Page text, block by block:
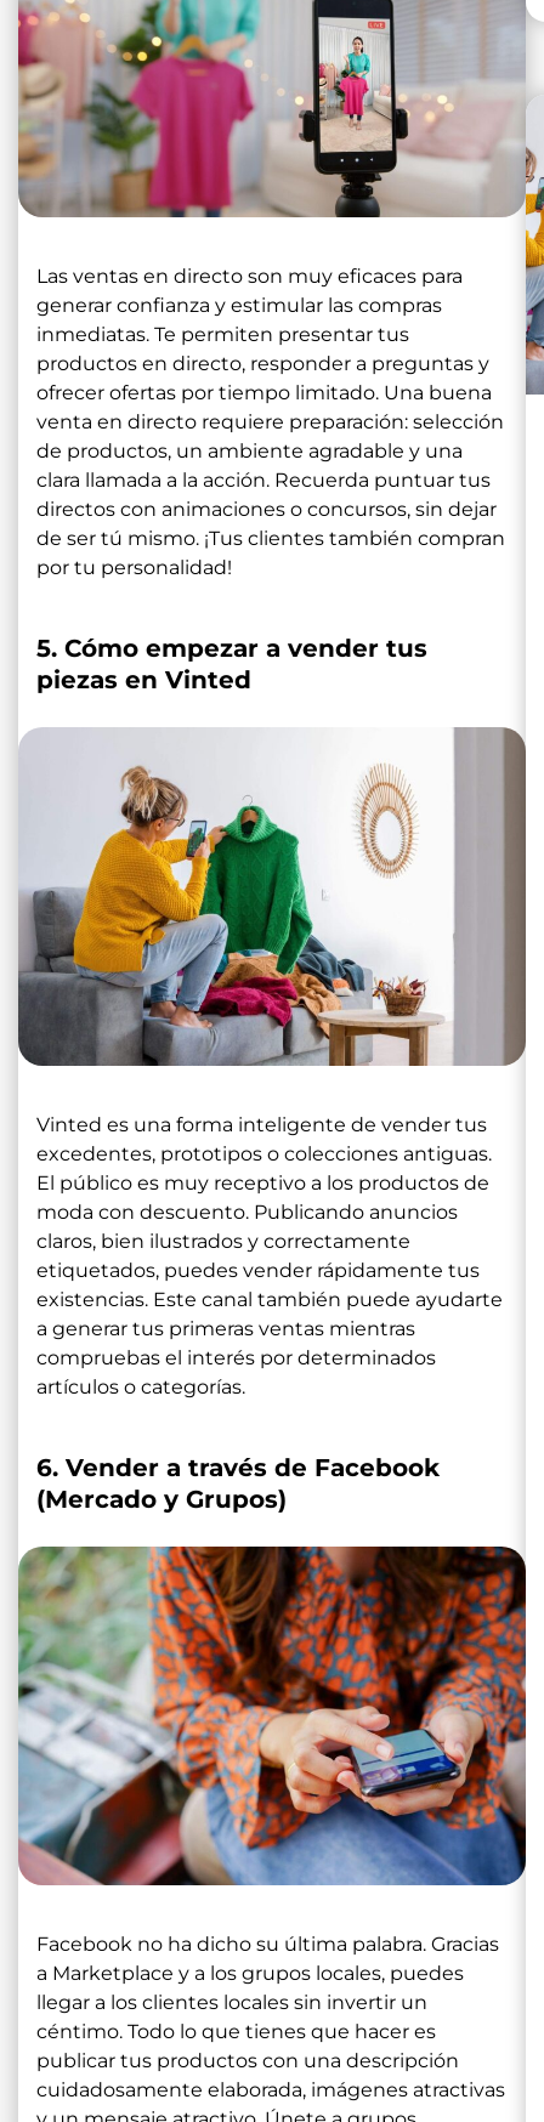
Las ventas en directo son muy eficaces para
generar confianza y estimular las compras
inmediatas. Te permiten presentar tus
productos en directo, responder a preguntas y
ofrecer ofertas por tiempo limitado. Una buena
venta en directo requiere preparación: selección
de productos, un ambiente agradable y una
clara llamada a la acción. Recuerda puntuar tus
directos con animaciones o concursos, sin dejar
de ser tú mismo. ¡Tus clientes también compran
por tu personalidad!
5. Cómo empezar a vender tus
piezas en Vinted
Vinted es una forma inteligente de vender tus
excedentes, prototipos o colecciones antiguas.
El público es muy receptivo a los productos de
moda con descuento. Publicando anuncios
claros, bien ilustrados y correctamente
etiquetados, puedes vender rápidamente tus
existencias. Este canal también puede ayudarte
a generar tus primeras ventas mientras
compruebas el interés por determinados
artículos o categorías.
6. Vender a través de Facebook
(Mercado y Grupos)
Facebook no ha dicho su última palabra. Gracias
a Marketplace y a los grupos locales, puedes
llegar a los clientes locales sin invertir un
céntimo. Todo lo que tienes que hacer es
publicar tus productos con una descripción
cuidadosamente elaborada, imágenes atractivas